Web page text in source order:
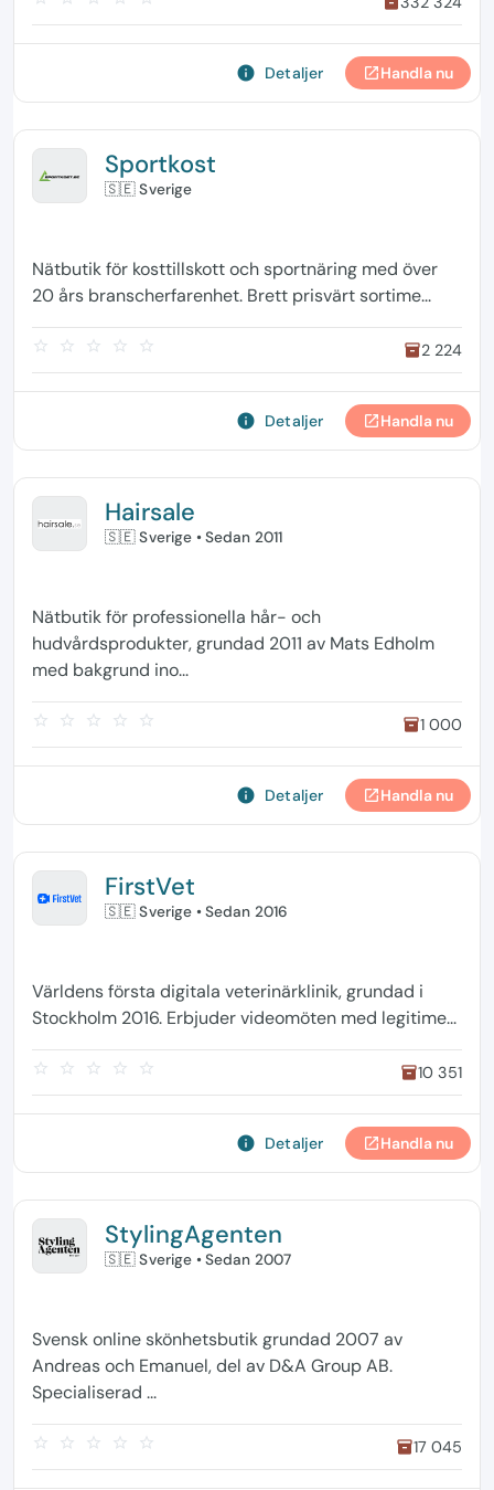
info Detaljer open_in_newHandla nu
Sportkost
🇸🇪 Sverige
Nätbutik för kosttillskott och sportnäring med över
20 års branscherfarenhet. Brett prisvärt sortime...
star_border star_border star_border star_border star_border inventory2 224
info Detaljer open_in_newHandla nu
Hairsale
🇸🇪 Sverige • Sedan 2011
Nätbutik för professionella hår- och
hudvårdsprodukter, grundad 2011 av Mats Edholm
med bakgrund ino...
star_border star_border star_border star_border star_border inventory1 000
info Detaljer open_in_newHandla nu
FirstVet
🇸🇪 Sverige • Sedan 2016
Världens första digitala veterinärklinik, grundad i
Stockholm 2016. Erbjuder videomöten med legitime...
star_border star_border star_border star_border star_border inventory10 351
info Detaljer open_in_newHandla nu
StylingAgenten
🇸🇪 Sverige • Sedan 2007
Svensk online skönhetsbutik grundad 2007 av
Andreas och Emanuel, del av D&A Group AB.
Specialiserad ...
star_border star_border star_border star_border star_border inventory17 045